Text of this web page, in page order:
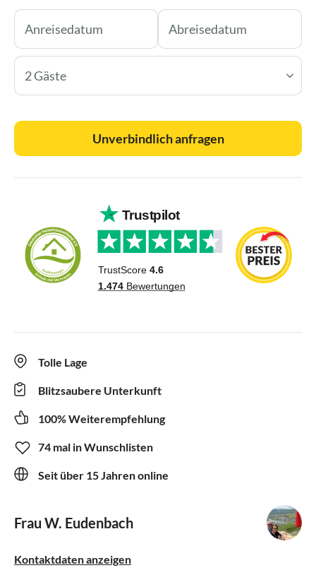
2 Gäste
Unverbindlich anfragen
Tolle Lage
Blitzsaubere Unterkunft
100% Weiterempfehlung
74 mal in Wunschlisten
Seit über 15 Jahren online
Frau W. Eudenbach
Kontaktdaten anzeigen